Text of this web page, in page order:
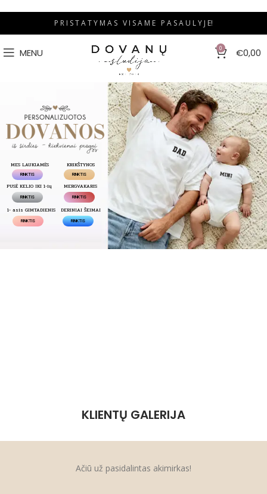
P R I S T A T Y M A S V I S A M E P A S A U L Y J E!
MENU 0 €0,00
PUSĖ KELIO IKI 1-ių
1- asis GIMTADIENIS
KRIKŠTYNOS
MERGVAKARIS
MES LAUKIAMĖS
DERINIAI ŠEIMAI
RINKTIS
RINKTIS
RINKTIS
RINKTIS
RINKTIS
RINKTIS
KLIENTŲ GALERIJA
Ačiū už pasidalintas akimirkas!